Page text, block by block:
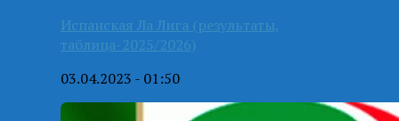
Испанская Ла Лига (результаты,
таблица-2025/2026)
03.04.2023 - 01:50